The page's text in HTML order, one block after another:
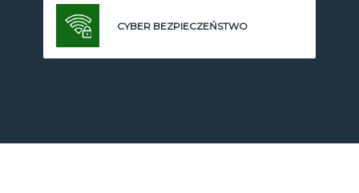
CYBER BEZPIECZEŃSTWO